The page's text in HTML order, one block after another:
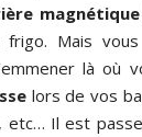
magnétique
Mais
là où
lors de vos
, etc… Il est